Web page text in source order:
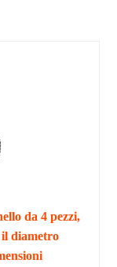
da 4 pezzi,
diametro